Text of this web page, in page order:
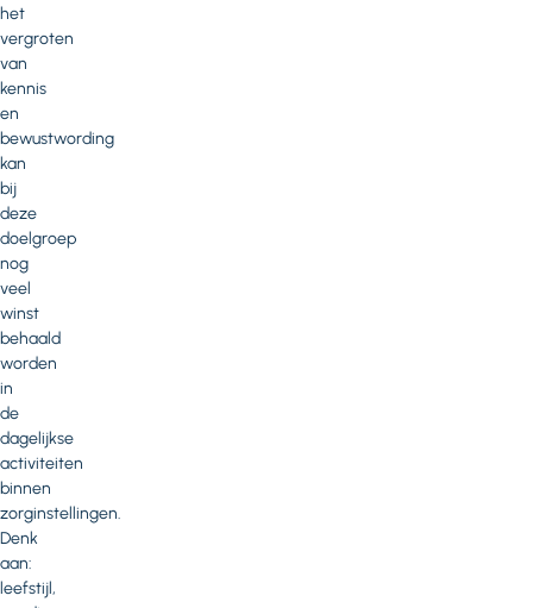
het
vergroten
van
kennis
en
bewustwording
kan
bij
deze
doelgroep
nog
veel
winst
behaald
worden
in
de
dagelijkse
activiteiten
binnen
zorginstellingen.
Denk
aan:
leefstijl,